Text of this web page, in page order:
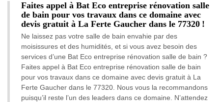
Faites appel à Bat Eco entreprise rénovation salle
de bain pour vos travaux dans ce domaine avec
devis gratuit à La Ferte Gaucher dans le 77320 !
Ne laissez pas votre salle de bain envahie par des
moisissures et des humidités, et si vous avez besoin des
services d’une Bat Eco entreprise rénovation salle de bain ?
Faites appel à Bat Eco entreprise rénovation salle de bain
pour vos travaux dans ce domaine avec devis gratuit à La
Ferte Gaucher dans le 77320. Nous vous la recommandons
puisqu’il reste l’un des leaders dans ce domaine. N’attendez